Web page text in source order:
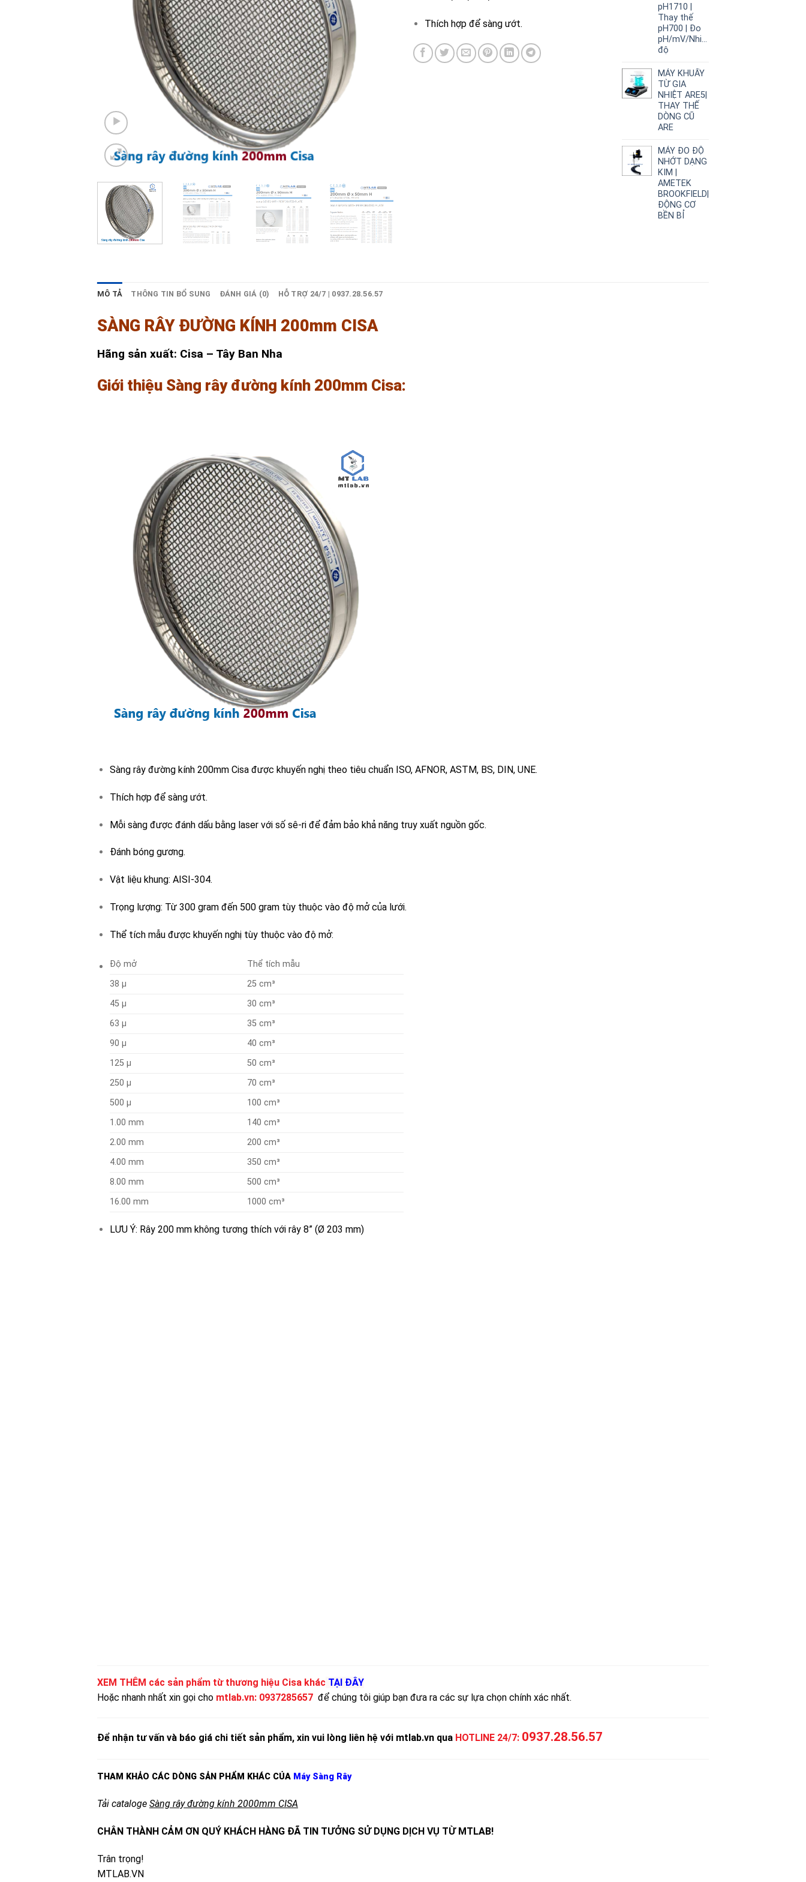
Thích hợp để sàng ướt.
pH1710 |
Thay thế
pH700 | Đo
pH/mV/Nhiệt
độ
MÁY KHUẤY
TỪ GIA
NHIỆT ARE5|
THAY THẾ
DÒNG CŨ
ARE
MÁY ĐO ĐỘ
NHỚT DẠNG
KIM |
AMETEK
BROOKFIELD|
ĐỘNG CƠ
BỀN BỈ
MÔ TẢ THÔNG TIN BỔ SUNG ĐÁNH GIÁ (0) HỖ TRỢ 24/7 | 0937.28.56.57
SÀNG RÂY ĐƯỜNG KÍNH 200mm CISA
Hãng sản xuất: Cisa – Tây Ban Nha
Giới thiệu Sàng rây đường kính 200mm Cisa:
Sàng rây đường kính 200mm Cisa được khuyến nghị theo tiêu chuẩn ISO, AFNOR, ASTM, BS, DIN, UNE.
Thích hợp để sàng ướt.
Mỗi sàng được đánh dấu bằng laser với số sê-ri để đảm bảo khả năng truy xuất nguồn gốc.
Đánh bóng gương.
Vật liệu khung: AISI-304.
Trọng lượng: Từ 300 gram đến 500 gram tùy thuộc vào độ mở của lưới.
Thể tích mẫu được khuyến nghị tùy thuộc vào độ mở:
Độ mở
Thể tích mẫu
38 µ
25 cm³
45 µ
30 cm³
63 µ
35 cm³
90 µ
40 cm³
125 µ
50 cm³
250 µ
70 cm³
500 µ
100 cm³
1.00 mm
140 cm³
2.00 mm
200 cm³
4.00 mm
350 cm³
8.00 mm
500 cm³
16.00 mm
1000 cm³
LƯU Ý: Rây 200 mm không tương thích với rây 8” (Ø 203 mm)
XEM THÊM các sản phẩm từ thương hiệu Cisa khác TẠI ĐÂY
Hoặc nhanh nhất xin gọi cho mtlab.vn: 0937285657 để chúng tôi giúp bạn đưa ra các sự lựa chọn chính xác nhất.
Để nhận tư vấn và báo giá chi tiết sản phẩm, xin vui lòng liên hệ với mtlab.vn qua HOTLINE 24/7: 0937.28.56.57
THAM KHẢO CÁC DÒNG SẢN PHẨM KHÁC CỦA Máy Sàng Rây
Tải cataloge Sàng rây đường kính 2000mm CISA
CHÂN THÀNH CẢM ƠN QUÝ KHÁCH HÀNG ĐÃ TIN TƯỞNG SỬ DỤNG DỊCH VỤ TỪ MTLAB!
Trân trọng!
MTLAB.VN